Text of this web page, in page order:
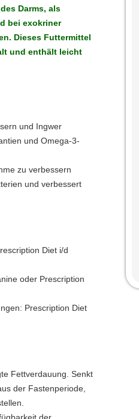
Darms, als
bei exokriner
Dieses Futtermittel
und enthält leicht
und Ingwer
und Omega-3-
zu verbessern
und verbessert
Diet i/d
oder Prescription
Prescription Diet
Fettverdauung. Senkt
der Fastenperiode,